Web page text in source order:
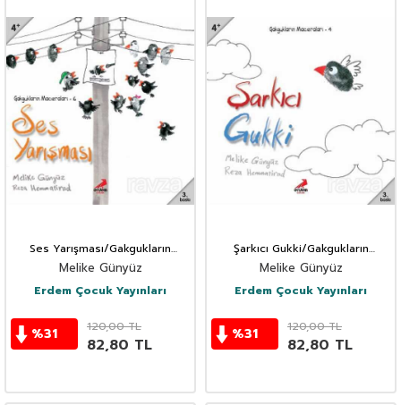
Ses Yarışması/Gakgukların
Maceraları
Melike Günyüz
Erdem Çocuk Yayınları
%31 120,00TL
82,80 TL
Şarkıcı Gukki/Gakgukların
Maceraları
Melike Günyüz
Erdem Çocuk Yayınları
%31 120,00TL
82,80 TL